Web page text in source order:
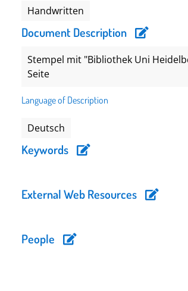
Handwritten
Document Description
Stempel mit "Bibliothek Uni
Seite
Language of Description
Deutsch
Keywords
External Web Resources
People